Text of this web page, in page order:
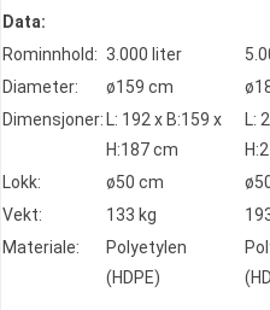
Data:
Rominnhold: 3.000 liter
Diameter:
ø159 cm
Dimensjoner: L: 192 x B:159 x
H:187 cm
L:
Lokk:
ø50 cm
Vekt:
133 kg
Materiale:
Polyetylen
(HDPE)